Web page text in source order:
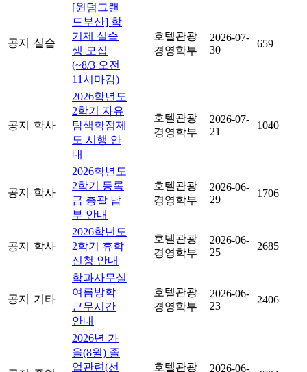
공지 실습
[윈덤그랜
드부산] 학
기제 실습
생 모집
(~8/3 오전
11시마감)
호텔관광
경영학부
2026-07-
30
659
공지 학사
2026학년도
2학기 자유
탐색학점제
도 시행 안
내
호텔관광
경영학부
2026-07-
21
1040
공지 학사
2026학년도
2학기 등록
금 총괄 납
부 안내
호텔관광
경영학부
2026-06-
29
1706
공지 학사
2026학년도
2학기 휴학
신청 안내
호텔관광
경영학부
2026-06-
25
2685
공지 기타
학과사무실
여름방학
근무시간
안내
호텔관광
경영학부
2026-06-
23
2406
2026년 가
을(8월) 졸
업관련(선
호텔관광
2026-06-